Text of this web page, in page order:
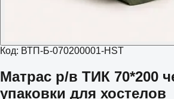
Код: ВТП-Б-070200001-HST
Матрас р/в ТИК 70*200
упаковки для хостелов